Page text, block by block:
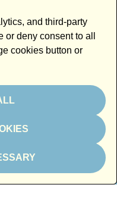
and third-party
deny consent to all
cookies button or